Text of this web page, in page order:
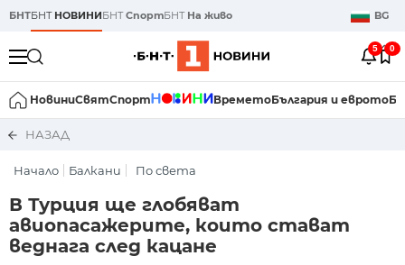
БНТБНТ НОВИНИБНТСпортБНТ На живо BG
5 0
НовиниСвятСпорт ВреметоБългария и еврото
НАЗАД
Начало Балкани По света
В Турция ще глобяват
авиопасажерите, които стават
веднага след кацане